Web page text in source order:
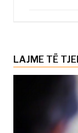
LAJME TË